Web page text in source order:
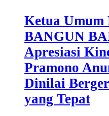
Ketua
BANGUN
Apresiasi
Pramono
Dinilai
yang Tepat